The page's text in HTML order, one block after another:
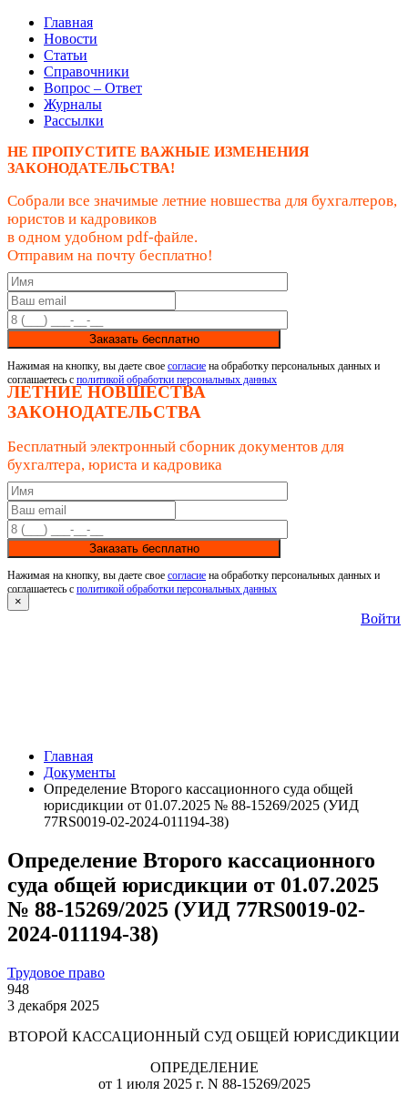
Главная
Новости
Статьи
Справочники
Вопрос – Ответ
Журналы
Рассылки
НЕ ПРОПУСТИТЕ ВАЖНЫЕ ИЗМЕНЕНИЯ
ЗАКОНОДАТЕЛЬСТВА!
Собрали все значимые летние новшества для бухгалтеров,
юристов и кадровиков
в одном удобном pdf-файле.
Отправим на почту бесплатно!
Заказать бесплатно
Нажимая на кнопку, вы даете свое согласие на обработку персональных данных и
соглашаетесь с политикой обработки персональных данных
ЛЕТНИЕ НОВШЕСТВА
ЗАКОНОДАТЕЛЬСТВА
Бесплатный электронный сборник документов для
бухгалтера, юриста и кадровика
Заказать бесплатно
Нажимая на кнопку, вы даете свое согласие на обработку персональных данных и
соглашаетесь с политикой обработки персональных данных
×
Войти
Главная
Документы
Определение Второго кассационного суда общей
юрисдикции от 01.07.2025 № 88-15269/2025 (УИД
77RS0019-02-2024-011194-38)
Определение Второго кассационного
суда общей юрисдикции от 01.07.2025
№ 88-15269/2025 (УИД 77RS0019-02-
2024-011194-38)
Трудовое право
948
3 декабря 2025
ВТОРОЙ КАССАЦИОННЫЙ СУД ОБЩЕЙ ЮРИСДИКЦИИ
ОПРЕДЕЛЕНИЕ
от 1 июля 2025 г. N 88-15269/2025